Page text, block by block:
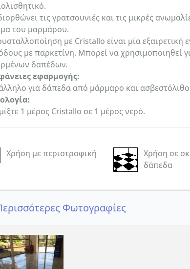
τις γρατσουνιές και τις μικρές
του μαρμάρου.
με Cristallo είναι μία εξαιρετική
με παρκετίνη. Μπορεί να χρησιμοποιηθεί
δαπέδων.
εφαρμογής:
για δάπεδα από μάρμαρο και
1 μέρος Cristallo σε 1 μέρος νερό.
Χρήση με περιστροφική
Χρήση σε
δάπεδα
Φωτογραφίες